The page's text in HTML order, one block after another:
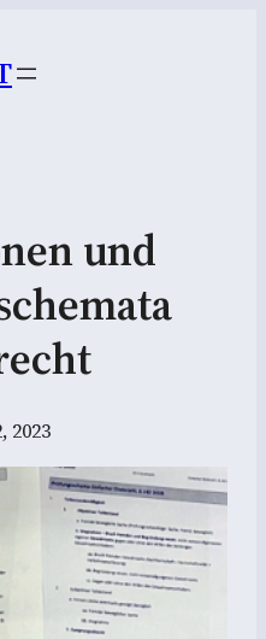
und
2023